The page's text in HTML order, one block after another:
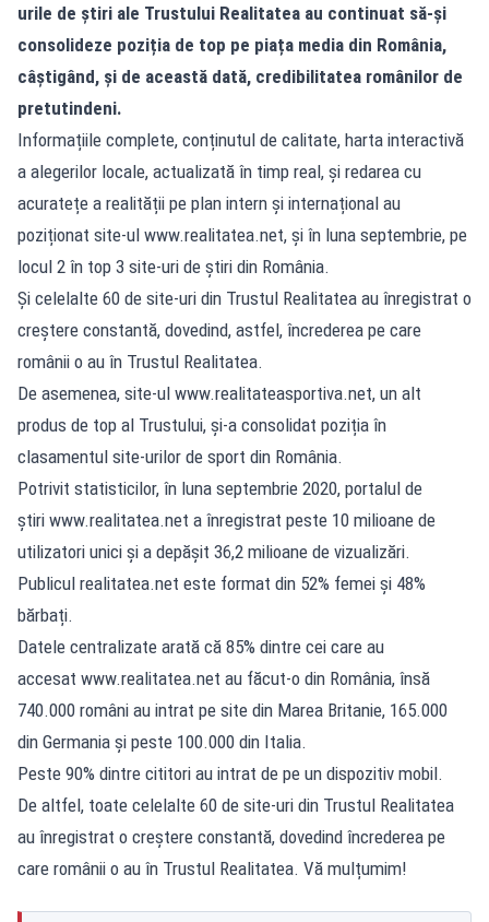
urile de știri ale Trustului Realitatea au continuat să-și
consolideze poziția de top pe piața media din România,
câștigând, și de această dată, credibilitatea românilor de
pretutindeni.
Informațiile complete, conținutul de calitate, harta interactivă
a alegerilor locale, actualizată în timp real, și redarea cu
acuratețe a realității pe plan intern și internațional au
poziționat site-ul www.realitatea.net, și în luna septembrie, pe
locul 2 în top 3 site-uri de știri din România.
Și celelalte 60 de site-uri din Trustul Realitatea au înregistrat o
creștere constantă, dovedind, astfel, încrederea pe care
românii o au în Trustul Realitatea.
De asemenea, site-ul www.realitateasportiva.net, un alt
produs de top al Trustului, și-a consolidat poziția în
clasamentul site-urilor de sport din România.
Potrivit statisticilor, în luna septembrie 2020, portalul de
știri www.realitatea.net a înregistrat peste 10 milioane de
utilizatori unici și a depășit 36,2 milioane de vizualizări.
Publicul realitatea.net este format din 52% femei și 48%
bărbați.
Datele centralizate arată că 85% dintre cei care au
accesat www.realitatea.net au făcut-o din România, însă
740.000 români au intrat pe site din Marea Britanie, 165.000
din Germania și peste 100.000 din Italia.
Peste 90% dintre cititori au intrat de pe un dispozitiv mobil.
De altfel, toate celelalte 60 de site-uri din Trustul Realitatea
au înregistrat o creștere constantă, dovedind încrederea pe
care românii o au în Trustul Realitatea. Vă mulțumim!